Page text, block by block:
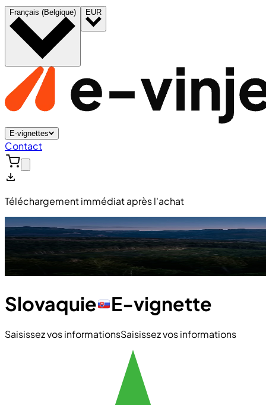
Français (Belgique) EUR
E-vignettes
Contact
Téléchargement immédiat après l'achat
Slovaquie E-vignette
Saisissez vos informationsSaisissez vos informations